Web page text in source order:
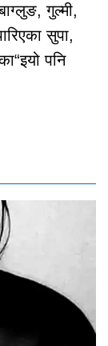
गुल्मी,
सुपा,
पनि